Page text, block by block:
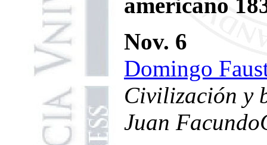
Nov. 6
Domingo
Civilización y
Juan